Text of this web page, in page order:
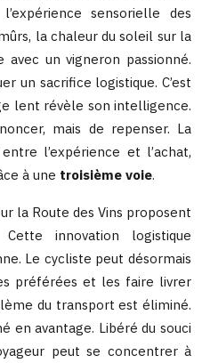
sensorielle des
la chaleur du soleil sur la
avec un vigneron passionné.
un sacrifice logistique. C’est
lent révèle son intelligence.
mais de repenser. La
l’expérience et l’achat,
à une troisième voie.
la Route des Vins proposent
innovation logistique
Le cycliste peut désormais
préférées et les faire livrer
du transport est éliminé.
en avantage. Libéré du souci
peut se concentrer à